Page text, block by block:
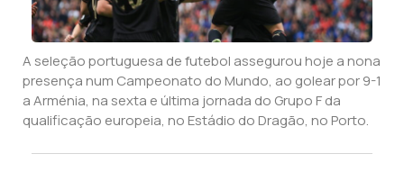
A seleção portuguesa de futebol assegurou hoje a nona
presença num Campeonato do Mundo, ao golear por 9-1
a Arménia, na sexta e última jornada do Grupo F da
qualificação europeia, no Estádio do Dragão, no Porto.